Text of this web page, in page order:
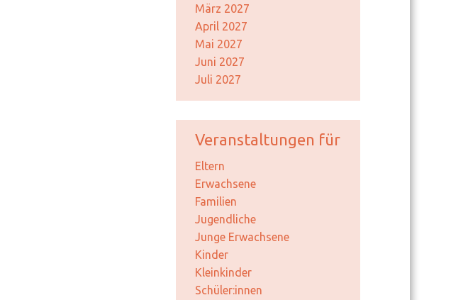
März 2027
April 2027
Mai 2027
Juni 2027
Juli 2027
Veranstaltungen für
Eltern
Erwachsene
Familien
Jugendliche
Junge Erwachsene
Kinder
Kleinkinder
Schüler:innen